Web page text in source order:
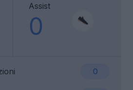
Assist
0
0